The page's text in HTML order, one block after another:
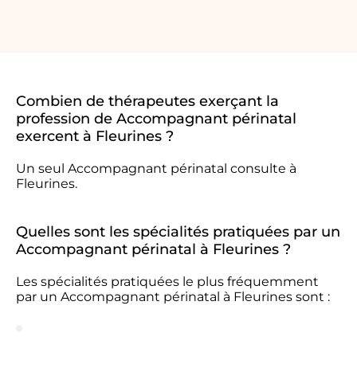
Combien de thérapeutes exerçant la
profession de Accompagnant périnatal
exercent à Fleurines ?
Un seul Accompagnant périnatal consulte à
Fleurines.
Quelles sont les spécialités pratiquées par un
Accompagnant périnatal à Fleurines ?
Les spécialités pratiquées le plus fréquemment
par un Accompagnant périnatal à Fleurines sont :